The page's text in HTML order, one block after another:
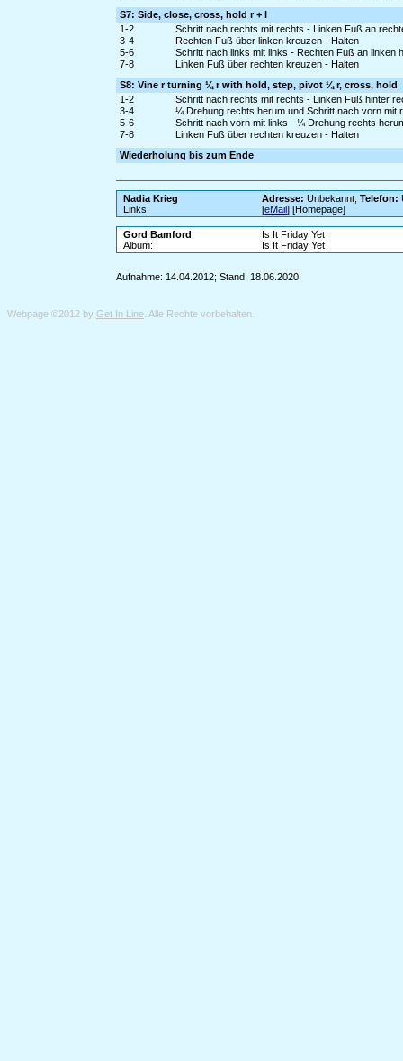
S7: Side, close, cross, hold r + l
1-2
Schritt nach rechts mit rechts - Linken Fuß an
3-4
Rechten Fuß über linken kreuzen - Halten
5-6
Schritt nach links mit links - Rechten Fuß an linken
7-8
Linken Fuß über rechten kreuzen - Halten
S8: Vine r turning ¼ r with hold, step, pivot ¼ r, cross, hold
1-2
Schritt nach rechts mit rechts - Linken Fuß hinter
3-4
¼ Drehung rechts herum und Schritt nach vorn mit
5-6
Schritt nach vorn mit links - ¼ Drehung rechts
7-8
Linken Fuß über rechten kreuzen - Halten
Wiederholung bis zum Ende
Nadia Krieg Adresse: Unbekannt;Telefon:
Links:
[eMail] [Homepage]
Gord Bamford
Is It Friday Yet
Album:
Is It Friday Yet
Aufnahme: 14.04.2012; Stand: 18.06.2020
Webpage ©2012 by Get In Line . Alle Rechte vorbehalten.